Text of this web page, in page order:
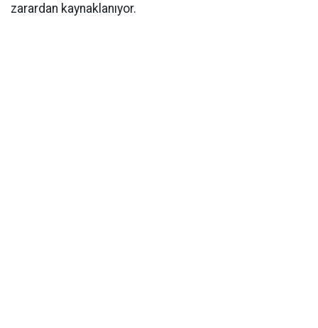
zarardan kaynaklanıyor.